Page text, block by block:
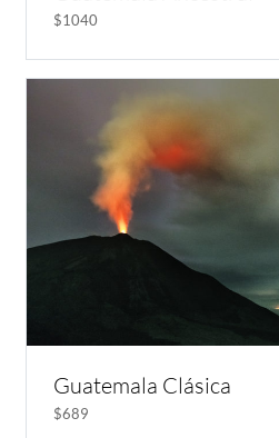
$1040
Guatemala Clásica
$689